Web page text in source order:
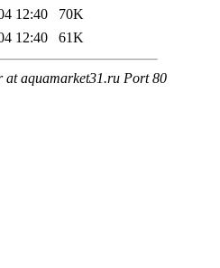
12:40
70K
12:40 61K
at aquamarket31.ru Port 80